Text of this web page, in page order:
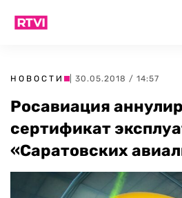
НОВОСТИ | 30.05.2018 / 14:57
Росавиация
сертификат
«Саратовских